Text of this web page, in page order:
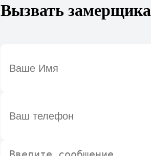
Вызвать замерщика